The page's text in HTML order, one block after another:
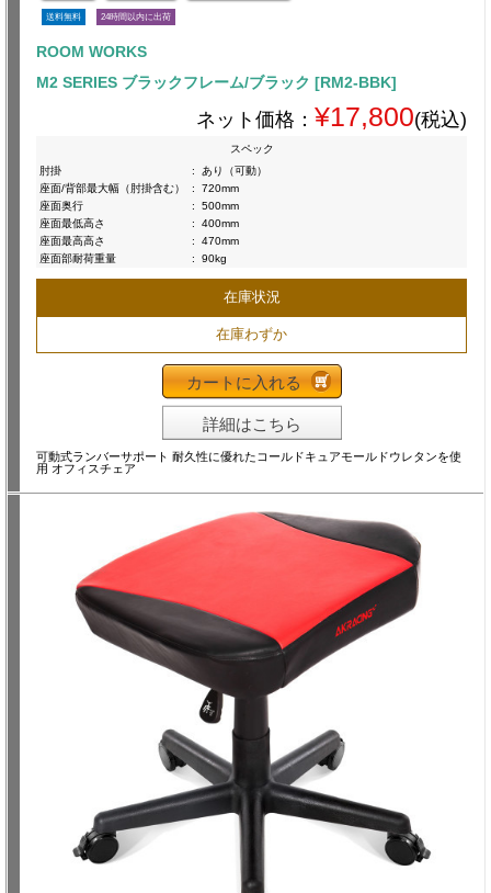
送料無料 24時間以内に出荷
ROOM WORKS
M2 SERIES ブラックフレーム/ブラック [RM2-BBK]
ネット価格： ¥17,800(税込)
スペック
肘掛
:
あり（可動）
座面/背部最大幅（肘掛含む）
:
720mm
座面奥行
:
500mm
座面最低高さ
:
400mm
座面最高高さ
:
470mm
座面部耐荷重量
: 90kg
在庫状況
在庫わずか
カートに入れる
詳細はこちら
可動式ランバーサポート 耐久性に優れたコールドキュアモールドウレタンを使
用 オフィスチェア